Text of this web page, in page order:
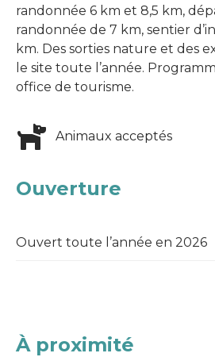
randonnée 6 km et 8,5 km,
randonnée de 7 km, sentier
km. Des sorties nature et des
le site toute l’année.
office de tourisme.
Animaux acceptés
Ouverture
Ouvert toute l’année en 2026
À proximité